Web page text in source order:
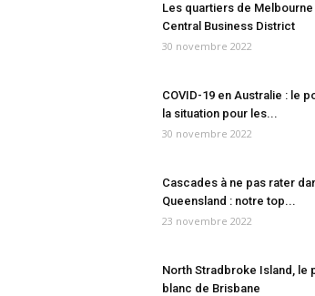
Les quartiers de Melbourne
Central Business District
30 novembre 2022
COVID-19 en Australie : le
la situation pour les...
30 novembre 2022
Cascades à ne pas rater
Queensland : notre top...
23 novembre 2022
North Stradbroke Island, le
blanc de Brisbane